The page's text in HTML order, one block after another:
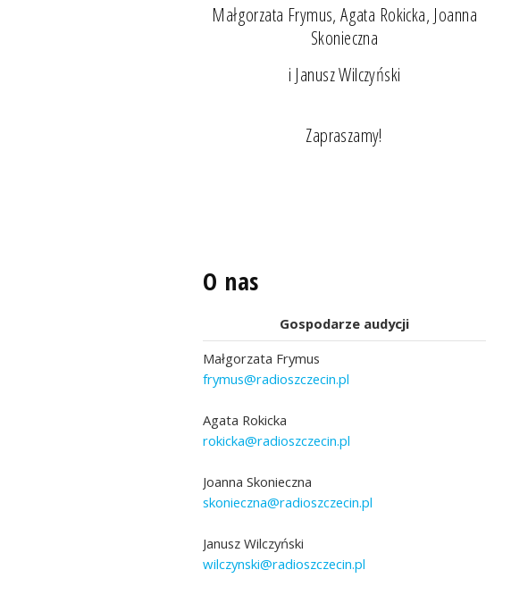
Małgorzata Frymus, Agata Rokicka, Joanna
Skonieczna
i Janusz Wilczyński
Zapraszamy!
O nas
Gospodarze audycji
Małgorzata Frymus
frymus@radioszczecin.pl
Agata Rokicka
rokicka@radioszczecin.pl
Joanna Skonieczna
skonieczna@radioszczecin.pl
Janusz Wilczyński
wilczynski@radioszczecin.pl